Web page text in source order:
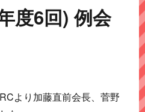
度6回) 例会
より加藤直前会長、菅野